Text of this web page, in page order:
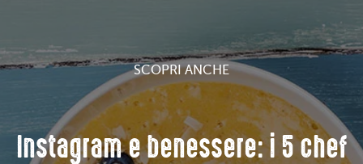
SCOPRI ANCHE
Instagram e benessere: i 5 chef